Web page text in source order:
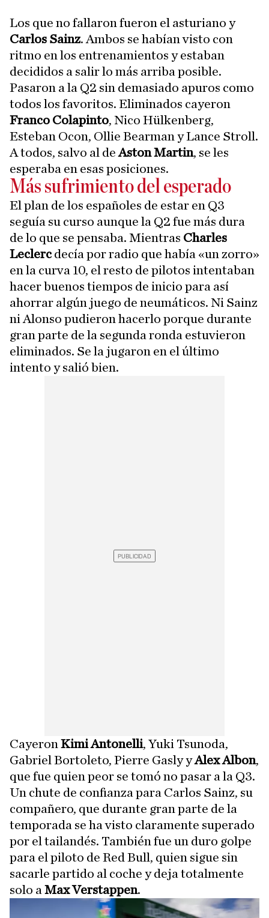
Los que no fallaron fueron el asturiano y
Carlos Sainz. Ambos se habían visto con
ritmo en los entrenamientos y estaban
decididos a salir lo más arriba posible.
Pasaron a la Q2 sin demasiado apuros como
todos los favoritos. Eliminados cayeron
Franco Colapinto, Nico Hülkenberg,
Esteban Ocon, Ollie Bearman y Lance Stroll.
A todos, salvo al deAston Martin, se les
esperaba en esas posiciones.
Más sufrimiento del esperado
El plan de los españoles de estar en Q3
seguía su curso aunque la Q2 fue más dura
de lo que se pensaba. Mientras Charles
Leclercdecía por radio que había «un zorro»
en la curva 10, el resto de pilotos intentaban
hacer buenos tiempos de inicio para así
ahorrar algún juego de neumáticos. Ni Sainz
ni Alonso pudieron hacerlo porque durante
gran parte de la segunda ronda estuvieron
eliminados. Se la jugaron en el último
intento y salió bien.
Cayeron Kimi Antonelli, Yuki Tsunoda,
Gabriel Bortoleto, Pierre Gasly yAlex Albon,
que fue quien peor se tomó no pasar a la Q3.
Un chute de confianza para Carlos Sainz, su
compañero, que durante gran parte de la
temporada se ha visto claramente superado
por el tailandés. También fue un duro golpe
para el piloto de Red Bull, quien sigue sin
sacarle partido al coche y deja totalmente
solo a Max Verstappen.